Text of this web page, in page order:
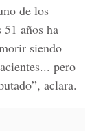
de los
51 años ha
siendo
pero
aclara.